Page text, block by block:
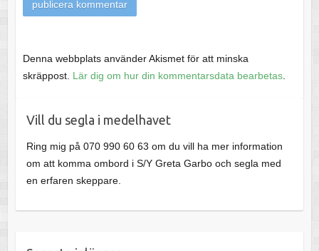
Denna webbplats använder Akismet för att minska
skräppost. Lär dig om hur din kommentarsdata bearbetas.
Vill du segla i medelhavet
Ring mig på 070 990 60 63 om du vill ha mer information
om att komma ombord i S/Y Greta Garbo och segla med
en erfaren skeppare.